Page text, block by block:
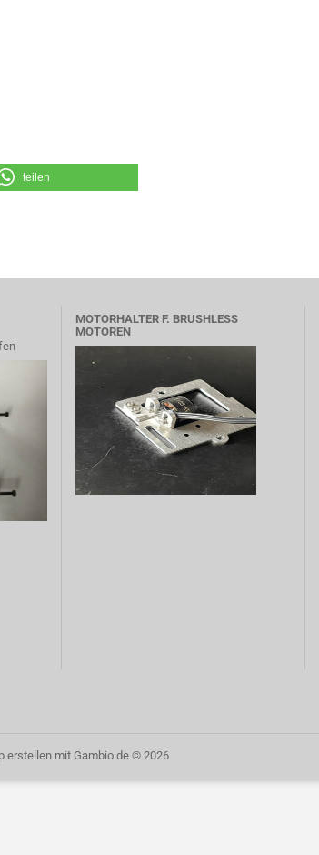
teilen
MOTORHALTER F. BRUSHLESS
MOTOREN
erstellenmit Gambio.de © 2026